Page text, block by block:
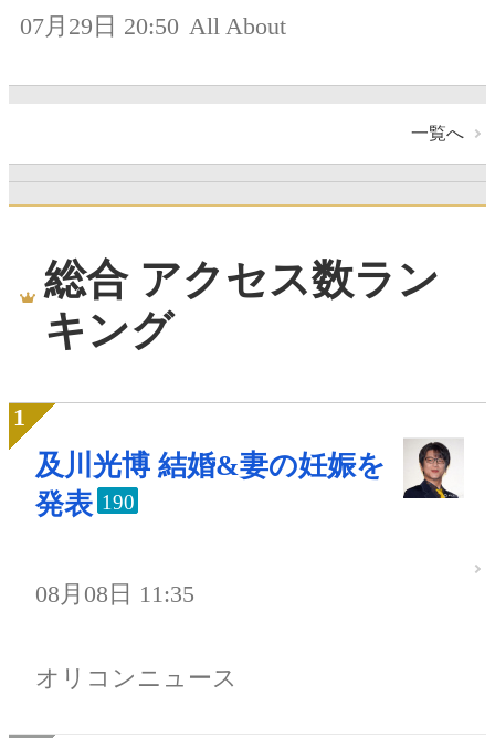
07月29日 20:50 All About
一覧へ
総合 アクセス数ラン
キング
及川光博 結婚&妻の妊娠を
発表 190
08月08日 11:35
オリコンニュース